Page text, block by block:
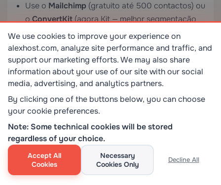
Use o Mailchimp (gratuito até 500 contactos) ou
oConvertKit(agora Kit — melhor segmentação
para criadores) como fornecedor de serviços de
email.
Instale o plugin WordPress do fornecedor ou use
um plugin de formulários como o WPForms para
incorporar formulários de inscrição.
Coloque formulários de inscrição: após cada
história (inline), na barra lateral e como um slide-in
discreto após 60 segundos de leitura.
Ofereça um lead magnet: uma história exclusiva
gratuita, uma antologia em PDF das suas
We use cookies to improve your experience on
alexhost.com, analyze site performance and traffic, and
support our marketing efforts. We may also share
information about your use of our site with our social
media, advertising, and analytics partners.
By clicking one of the buttons below, you can choose
your cookie preferences.
Note: Some technical cookies will be stored
regardless of your choice.
Accept All
Cookies
Necessary
Cookies Only
Decline All